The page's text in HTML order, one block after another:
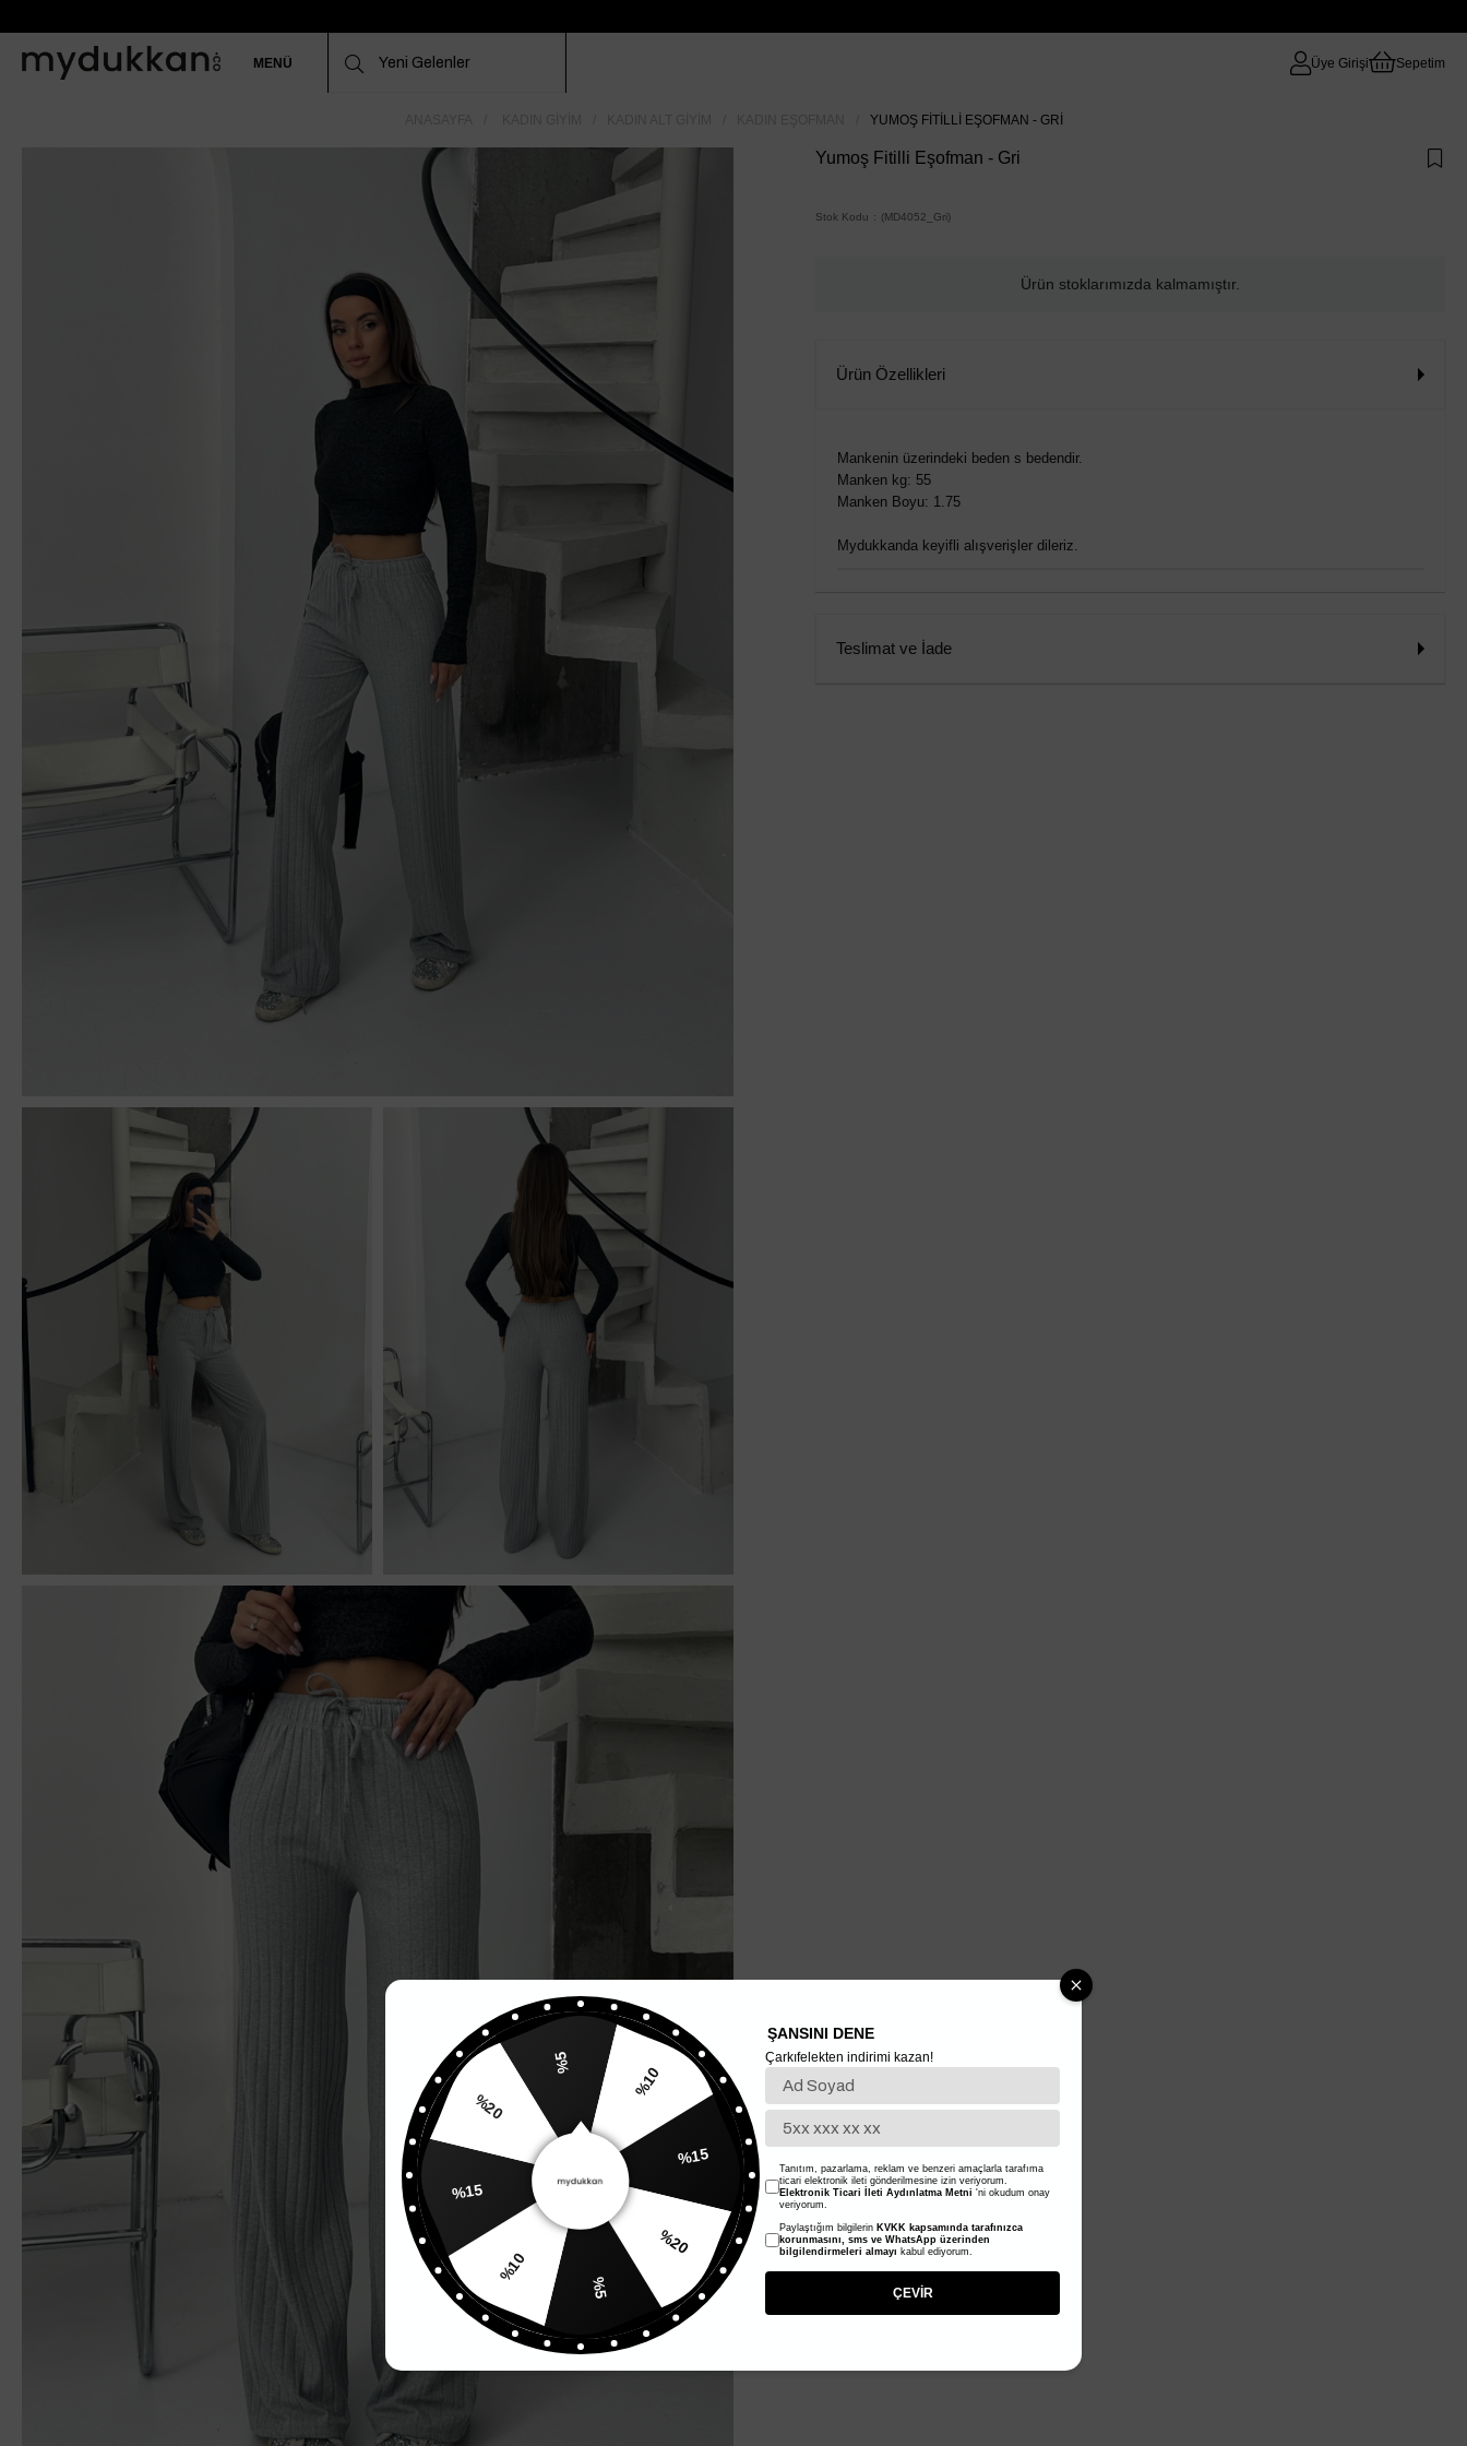
MENÜ Üye Girişi Sepetim
YUMOŞ FITILLI EŞOFMAN - GRI
Yumoş Fitilli Eşofman - Gri
Stok Kodu (MD4052_Gri)
Ürün stoklarımızda kalmamıştır.
Ürün Özellikleri
Mankenin üzerindeki beden s bedendir.
Manken kg: 55
Manken Boyu: 1.75
Mydukkanda keyifli alışverişler dileriz.
Teslimat ve İade
%5
%10
%15
%20
%5
%10
%15
%20
ŞANSINI DENE
Çarkıfelekten indirimi kazan!
Tanıtım, pazarlama, reklam ve benzeri amaçlarla tarafıma
ticari elektronik ileti gönderilmesine izin veriyorum.
Elektronik Ticari İleti Aydınlatma Metni 'ni okudum onay
veriyorum.
Paylaştığım bilgilerin KVKK kapsamında tarafınızca
korunmasını, sms ve WhatsApp üzerinden
bilgilendirmeleri almayı kabul ediyorum.
ÇEVİR